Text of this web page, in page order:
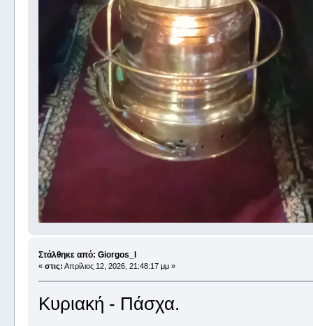
Στάλθηκε από: Giorgos_I
« στις: Απρίλιος 12, 2026, 21:48:17 μμ »
Κυριακή - Πάσχα.